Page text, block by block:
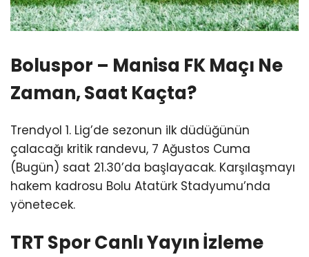
Boluspor – Manisa FK Maçı Ne
Zaman, Saat Kaçta?
Trendyol 1. Lig’de sezonun ilk düdüğünün
çalacağı kritik randevu, 7 Ağustos Cuma
(Bugün) saat 21.30’da başlayacak. Karşılaşmayı
hakem kadrosu Bolu Atatürk Stadyumu’nda
yönetecek.
TRT Spor Canlı Yayın İzleme